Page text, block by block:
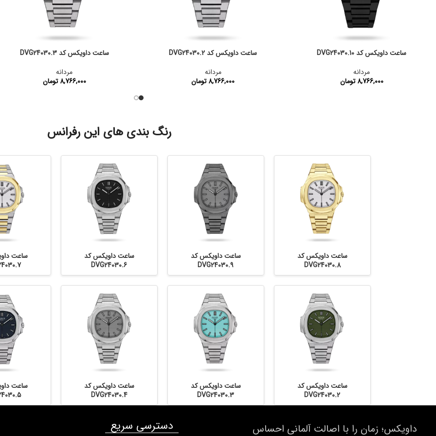
ساعت داویکس کد DVG24030.10
مردانه
8,766,000 تومان
ساعت داویکس کد DVG24030.2
مردانه
8,766,000 تومان
ساعت داویکس کد DVG24030.3
مردانه
8,766,000 تومان
رنگ بندی های این رفرانس
ساعت داویکس کد
DVG24030.8
ساعت داویکس کد
DVG24030.9
ساعت داویکس کد
DVG24030.6
ساعت
ساعت داویکس کد
DVG24030.2
ساعت داویکس کد
DVG24030.3
ساعت داویکس کد
DVG24030.4
ساعت
داویکس؛ زمان را با اصالت آلمانی احساس دسترسی سریع